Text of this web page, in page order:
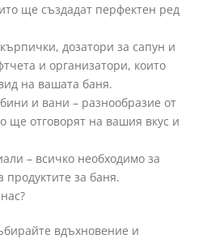
ще създадат перфектен ред
дозатори за сапун и
и организатори, които
на вашата баня.
и вани – разнообразие от
ще отговорят на вашия вкус и
– всичко необходимо за
за баня.
вдъхновение и